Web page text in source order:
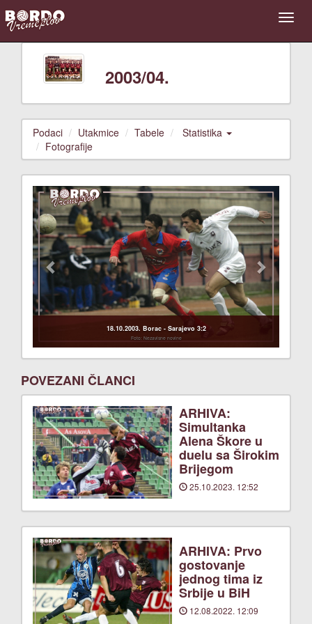
2003/04.
Podaci Utakmice Tabele
Statistika
Fotografije
18.10.2003. Borac - Sarajevo 3:2
Foto: Nezavisne novine
Previous Next
POVEZANI ČLANCI
ARHIVA:
Simultanka
Alena Škore u
duelu sa Širokim
Brijegom
25.10.2023. 12:52
ARHIVA: Prvo
gostovanje
jednog tima iz
Srbije u BiH
12.08.2022. 12:09